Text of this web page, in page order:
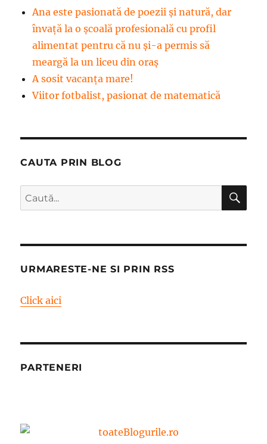
Ana este pasionată de poezii și natură, dar
învață la o școală profesională cu profil
alimentat pentru că nu și-a permis să
meargă la un liceu din oraș
A sosit vacanța mare!
Viitor fotbalist, pasionat de matematică
CAUTA PRIN BLOG
Caută
după:
URMARESTE-NE SI PRIN RSS
Click aici
PARTENERI